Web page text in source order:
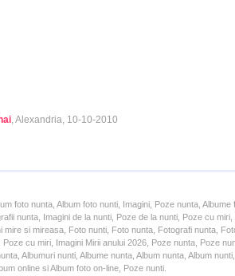
, Alexandria, 10-10-2010
foto nunta, Album foto nunti, Imagini, Poze nunta,
nunta, Imagini de la nunti, Poze de la nunti, Poze cu
mire si mireasa, Foto nunti, Foto nunta, Fotografi nunta,
cu miri, Imagini Mirii anului 2026, Poze nunta, Poze
Albumuri nunti, Albume nunta, Album nunta, Album
online si Album foto on-line, Poze nunti.